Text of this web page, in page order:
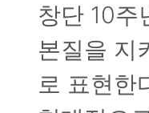
창단 10주
본질을 지
로 표현한